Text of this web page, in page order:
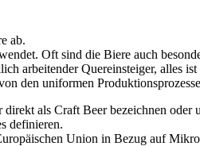
ab.
Oft sind die Biere auch
arbeitender Quereinsteiger, alles
den uniformen
als Craft Beer bezeichnen
definieren.
Union in Bezug auf